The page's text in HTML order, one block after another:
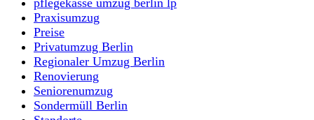
pflegekasse umzug berlin lp
Praxisumzug
Preise
Privatumzug Berlin
Regionaler Umzug Berlin
Renovierung
Seniorenumzug
Sondermüll Berlin